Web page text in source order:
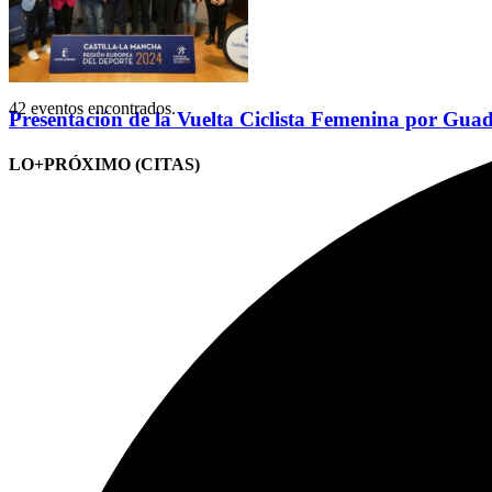
Presentación de la Vuelta Ciclista Femenina por
LO+PRÓXIMO (CITAS)
42 eventos encontrados.